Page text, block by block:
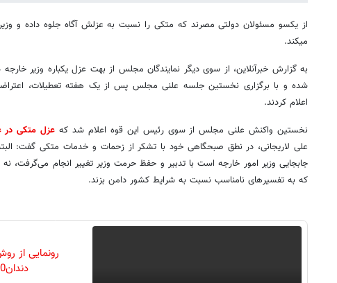
از یکسو مسئولان دولتی مصرند که متکی را نسبت به عزلش آگاه جلوه داده و
می‏کند.
به گزارش خبرآنلاین، از سوی دیگر نمایندگان مجلس از بهت عزل یکباره وزیر
شده و با برگزاری نخستین جلسه علنی مجلس پس از یک هفته تعطیلات،
اعلام کردند.
نخستین واکنش علنی مجلس از سوی رئیس این قوه اعلام شد که عزل متکی در
علی لاریجانی، در نطق صبحگاهی خود با تشکر از زحمات و خدمات متکی گفت:
جابجایی وزیر امور خارجه است با تدبیر و حفظ حرمت وزیر تغییر انجام می‌گرفت،
که به تفسیرهای نامناسب نسبت به شرایط کشور دامن بزند.
رونمایی از
دندان50%تخفیف🔥